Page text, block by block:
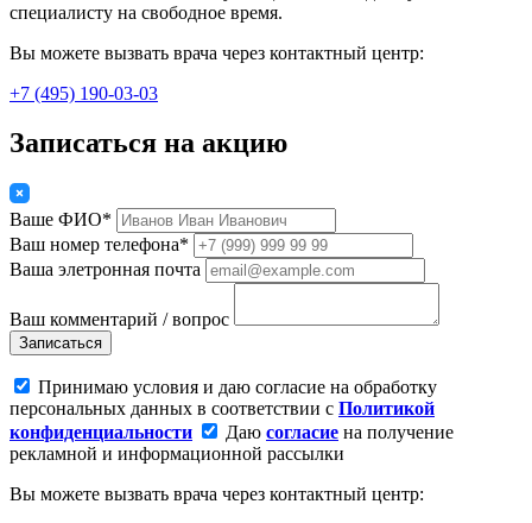
специалисту на свободное время.
Вы можете вызвать врача через контактный центр:
+7 (495) 190-03-03
Записаться на акцию
Ваше ФИО*
Ваш номер телефона*
Ваша элетронная почта
Ваш комментарий / вопрос
Записаться
Принимаю условия и даю согласие на обработку
персональных данных в соответствии с Политикой
конфиденциальности
Даю согласие на получение
рекламной и информационной рассылки
Вы можете вызвать врача через контактный центр: